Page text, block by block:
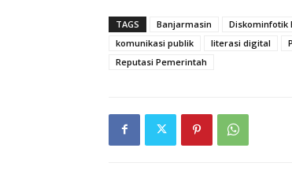
TAGS Banjarmasin Diskominfotik
komunikasi publik
literasi digital
Reputasi Pemerintah